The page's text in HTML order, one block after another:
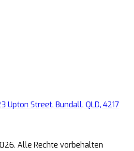
Upton Street, Bundall, QLD, 4217
. Alle Rechte vorbehalten